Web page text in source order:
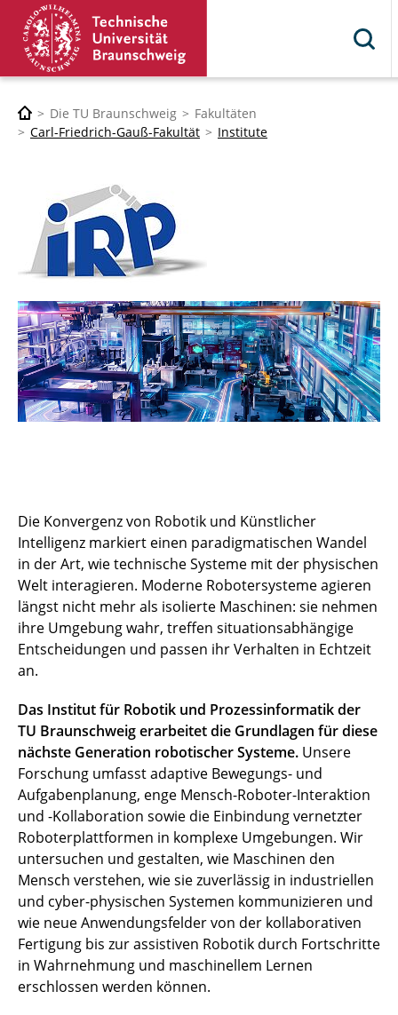
Die TU Braunschweig
Fakultäten
Carl-Friedrich-Gauß-Fakultät
Institute
Die Konvergenz von Robotik und Künstlicher
Intelligenz markiert einen paradigmatischen Wandel
in der Art, wie technische Systeme mit der physischen
Welt interagieren. Moderne Robotersysteme agieren
längst nicht mehr als isolierte Maschinen: sie nehmen
ihre Umgebung wahr, treffen situationsabhängige
Entscheidungen und passen ihr Verhalten in Echtzeit
an.
Das Institut für Robotik und Prozessinformatik der
TU Braunschweig erarbeitet die Grundlagen für diese
nächste Generation robotischer Systeme. Unsere
Forschung umfasst adaptive Bewegungs- und
Aufgabenplanung, enge Mensch-Roboter-Interaktion
und -Kollaboration sowie die Einbindung vernetzter
Roboterplattformen in komplexe Umgebungen. Wir
untersuchen und gestalten, wie Maschinen den
Mensch verstehen, wie sie zuverlässig in industriellen
und cyber-physischen Systemen kommunizieren und
wie neue Anwendungsfelder von der kollaborativen
Fertigung bis zur assistiven Robotik durch Fortschritte
in Wahrnehmung und maschinellem Lernen
erschlossen werden können.